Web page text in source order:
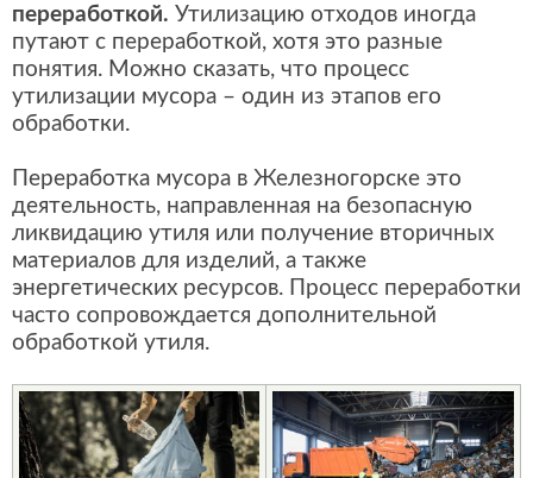
переработкой. Утилизацию отходов иногда
путают с переработкой, хотя это разные
понятия. Можно сказать, что процесс
утилизации мусора – один из этапов его
обработки.
Переработка мусора в Железногорске это
деятельность, направленная на безопасную
ликвидацию утиля или получение вторичных
материалов для изделий, а также
энергетических ресурсов. Процесс переработки
часто сопровождается дополнительной
обработкой утиля.